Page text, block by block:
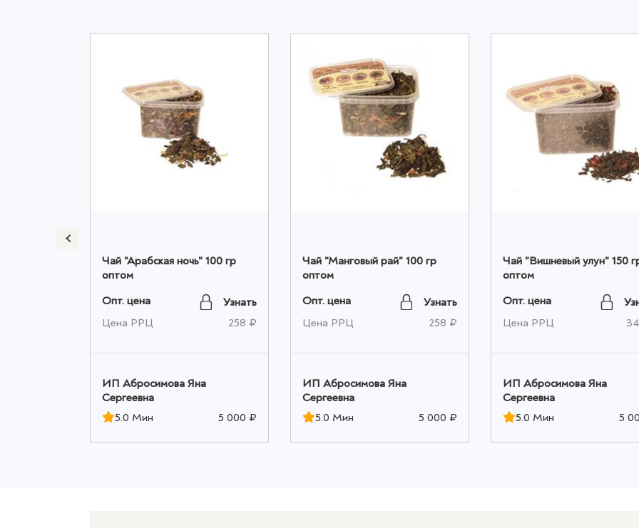
Чай "Арабская ночь" 100 гр
оптом
Опт. цена
Узнать
Цена РРЦ
258 ₽
ИП Абросимова Яна
Сергеевна
5.0 Мин
5 000 ₽
Чай "Манговый рай" 100 гр
оптом
Опт. цена
Узнать
Цена РРЦ
258 ₽
ИП Абросимова Яна
Сергеевна
5.0 Мин
5 000 ₽
Чай "Вишневый улун" 150
оптом
Опт. цена
Цена РРЦ
ИП Абросимова Яна
Сергеевна
5.0 Мин
5